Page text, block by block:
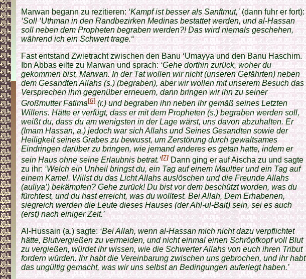
Marwan begann zu rezitieren:‘Kampf ist besser als Sanftmut,’(dann fuhr er fort):
‘Soll ‘Uthman in den Randbezirken Medinas bestattet werden, und al-Hassan
soll neben dem Propheten begraben werden?! Das wird niemals geschehen,
während ich ein Schwert trage.“
Fast entstand Zwietracht zwischen den Banu ‘Umayya und den Banu Haschim.
Ibn Abbas eilte zu Marwan und sprach:‘Gehe dorthin zurück, woher du
gekommen bist, Marwan. In der Tat wollen wir nicht (unseren Gefährten) neben
dem Gesandten Allahs (s.) (begraben), aber wir wollen mit unserem Besuch das
Versprechen ihm gegenüber erneuern, dann bringen wir ihn zu seiner
Großmutter Fatima[6](r.) und begraben ihn neben ihr gemäß seines Letzten
Willens. Hätte er verfügt, dass er mit dem Propheten (s.) begraben werden soll,
weißt du, dass du am wenigsten in der Lage wärst, uns davon abzuhalten. Er
(Imam Hassan, a.) jedoch war sich Allahs und Seines Gesandten sowie der
Heiligkeit seines Grabes zu bewusst, um Zerstörung durch gewaltsames
Eindringen darüber zu bringen, wie jemand anderes es getan hatte, indem er
sein Haus ohne seine Erlaubnis betrat.’[7]Dann ging er auf Aischa zu und sagte
zu ihr:‘Welch ein Unheil bringst du, ein Tag auf einem Maultier und ein Tag auf
einem Kamel. Willst du das Licht Allahs auslöschen und die Freunde Allahs
(auliya’) bekämpfen? Gehe zurück! Du bist vor dem beschützt worden, was du
fürchtest, und du hast erreicht, was du wolltest. Bei Allah, Dem Erhabenen,
siegreich werden die Leute dieses Hauses (der Ahl-ul-Bait) sein, sei es auch
(erst) nach einiger Zeit.’
Al-Hussain (a.) sagte:‘Bei Allah, wenn al-Hassan mich nicht dazu verpflichtet
hätte, Blutvergießen zu vermeiden, und nicht einmal einen Schröpfkopf voll Blut
zu vergießen, würdet ihr wissen, wie die Schwerter Allahs von euch ihren Tribut
fordern würden. Ihr habt die Vereinbarung zwischen uns gebrochen, und ihr habt
das ungültig gemacht, was wir uns selbst an Bedingungen auferlegt haben.’